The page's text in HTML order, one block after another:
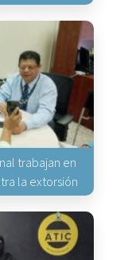
trabajan en
la extorsión